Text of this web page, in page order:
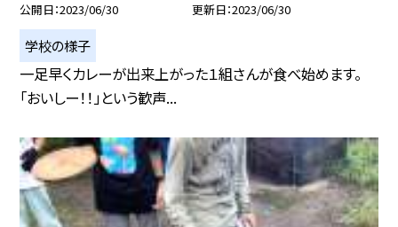
公開日 2023/06/30 更新日 2023/06/30
学校の様子
一足早くカレーが出来上がった１組さんが食べ始めます。
「おいしー！！」という歓声...